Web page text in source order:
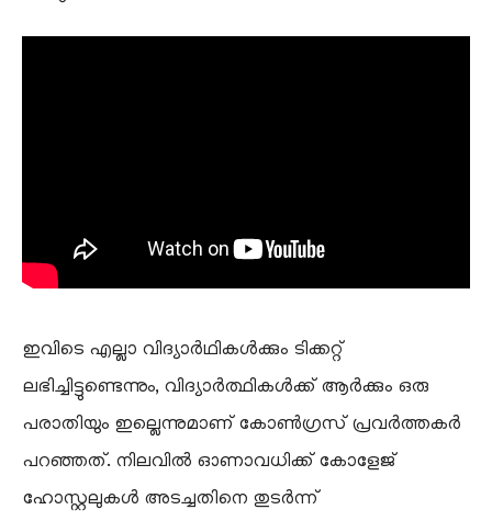
ഇവിടെ എല്ലാ വിദ്യാർഥികൾക്കും ടിക്കറ്റ്
ലഭിച്ചിട്ടുണ്ടെന്നും, വിദ്യാർത്ഥികൾക്ക് ആർക്കും ഒരു
പരാതിയും ഇല്ലെന്നുമാണ് കോൺഗ്രസ് പ്രവർത്തകർ
പറഞ്ഞത്. നിലവിൽ ഓണാവധിക്ക് കോളേജ്
ഹോസ്റ്റലുകൾ അടച്ചതിനെ തുടർന്ന്